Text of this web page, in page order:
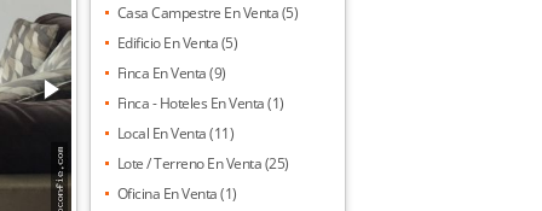
Casa Campestre En Venta (5)
Edificio En Venta (5)
Finca En Venta (9)
Finca - Hoteles En Venta (1)
Local En Venta (11)
Lote / Terreno En Venta (25)
Oficina En Venta (1)